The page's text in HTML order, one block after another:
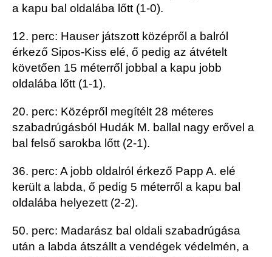
a kapu bal oldalába lőtt (1-0).
12. perc: Hauser játszott középről a balról
érkező Sipos-Kiss elé, ő pedig az átvételt
követően 15 méterről jobbal a kapu jobb
oldalába lőtt (1-1).
20. perc: Középről megítélt 28 méteres
szabadrúgásból Hudák M. ballal nagy erővel a
bal felső sarokba lőtt (2-1).
36. perc: A jobb oldalról érkező Papp A. elé
került a labda, ő pedig 5 méterről a kapu bal
oldalába helyezett (2-2).
50. perc: Madarász bal oldali szabadrúgása
után a labda átszállt a vendégek védelmén, a